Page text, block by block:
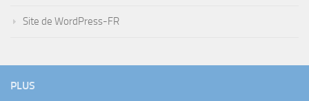
Site de WordPress-FR
PLUS